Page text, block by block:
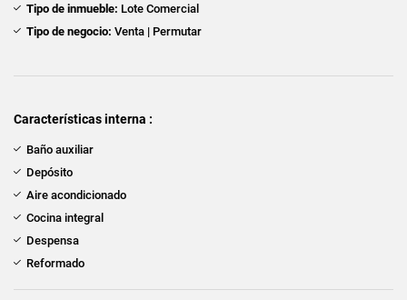
Tipo de inmueble: Lote Comercial
Tipo de negocio: Venta | Permutar
Características interna :
Baño auxiliar
Depósito
Aire acondicionado
Cocina integral
Despensa
Reformado